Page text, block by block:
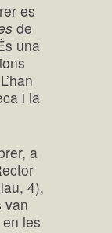
es
de
una
i la
a
4),
van
les